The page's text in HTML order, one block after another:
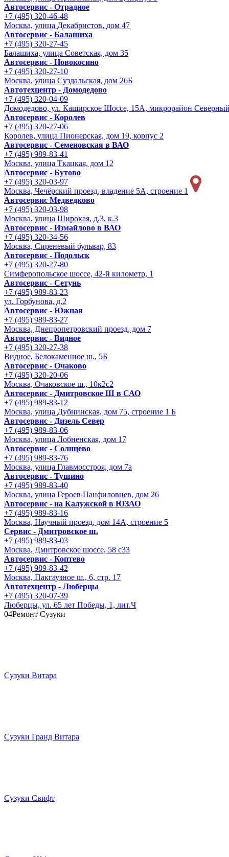
Автосервис - Отрадное
+7 (495) 320-46-48
Москва, улица Декабристов, дом 47
Автосервис - Балашиха
+7 (495) 320-27-45
Балашиха, улица Советская, дом 35
Автосервис - Новокосино
+7 (495) 320-27-10
Москва, улица Суздальская, дом 26Б
Автотехцентр - Домодедово
+7 (495) 320-04-09
Домодедово, ул. Каширское Шоссе, 15А, микрорайон
Автосервис - Королев
+7 (495) 320-27-06
Королев, улица Пионерская, дом 19, корпус 2
Автосервис - Семеновская в ВАО
+7 (495) 989-83-41
Москва, улица Ткацкая, дом 12
Автосервис - Бутово
+7 (495) 320-03-97
Москва, Чечёрский проезд, владение 5А, строение 1
Автосервис Медведково
+7 (495) 320-03-98
Москва, улица Широкая, д.3, к.3
Автосервис - Измайлово в ВАО
+7 (495) 320-34-56
Москва, Сиреневый бульвар, 83
Автосервис - Подольск
+7 (495) 320-27-80
Симферопольское шоссе, 42-й километр, 1
Автосервис - Сетунь
+7 (495) 989-83-23
ул. Горбунова, д.2
Автосервис - Южная
+7 (495) 989-83-27
Москва, Днепропетровский проезд, дом 7
Автосервис - Видное
+7 (495) 320-27-38
Видное, Белокаменное ш., 5Б
Автосервис - Очаково
+7 (495) 320-20-06
Москва, Очаковское ш., 10к2с2
Автосервис - Дмитровское Ш в САО
+7 (495) 989-83-12
Москва, улица Дубнинская, дом 75, строение 1 Б
Автосервис - Дизель Север
+7 (495) 989-83-06
Москва, улица Лобненская, дом 17
Автосервис - Солнцево
+7 (495) 989-83-76
Москва, улица Главмосстроя, дом 7а
Автосервис - Тушино
+7 (495) 989-83-40
Москва, улица Героев Панфиловцев, дом 26
Автосервис - на Калужской в ЮЗАО
+7 (495) 989-83-16
Москва, Научный проезд, дом 14А, строение 5
Сервис - Дмитровское ш.
+7 (495) 989-83-03
Москва, Дмитровское шоссе, 58 с33
Автосервис - Коптево
+7 (495) 989-83-42
Москва, Пакгаузное ш., 6, стр. 17
Автотехцентр - Люберцы
+7 (495) 320-07-39
Люберцы, ул. 65 лет Победы, 1, лит.Ч
04Ремонт Сузуки
Сузуки Витара
Сузуки Гранд Витара
Сузуки Свифт